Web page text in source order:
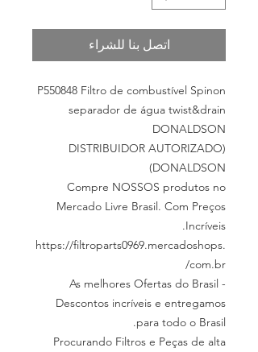
اتصل بنا للشراء
P550848 Filtro de combustível Spinon
separador de água twist&drain
DONALDSON
(DISTRIBUIDOR AUTORIZADO
DONALDSON)
Compre NOSSOS produtos no
Mercado Livre Brasil. Com Preços
Incríveis.
https://filtroparts0969.mercadoshops.
com.br/
As melhores Ofertas do Brasil -
Descontos incríveis e entregamos
para todo o Brasil.
Procurando Filtros e Peças de alta